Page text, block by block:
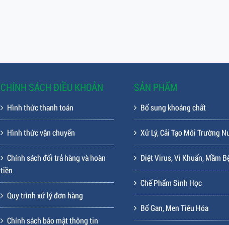
CHÍNH SÁCH ĐIỀU KHOẢN
Hình thức thanh toán
Hình thức vận chuyển
Chính sách đổi trả hàng và hoàn
tiền
Quy trình xử lý đơn hàng
Chính sách bảo mật thông tin
SẢN PHẨM
Bổ sung khoáng chất
Xử Lý, Cải Tạo Môi Trường
Diệt Virus, Vi Khuẩn, Mầm
Chế Phẩm Sinh Học
Bổ Gan, Men Tiêu Hóa